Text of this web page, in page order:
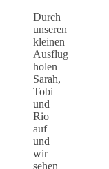
Durch
unseren
kleinen
Ausflug
holen
Sarah,
Tobi
und
Rio
auf
und
wir
sehen